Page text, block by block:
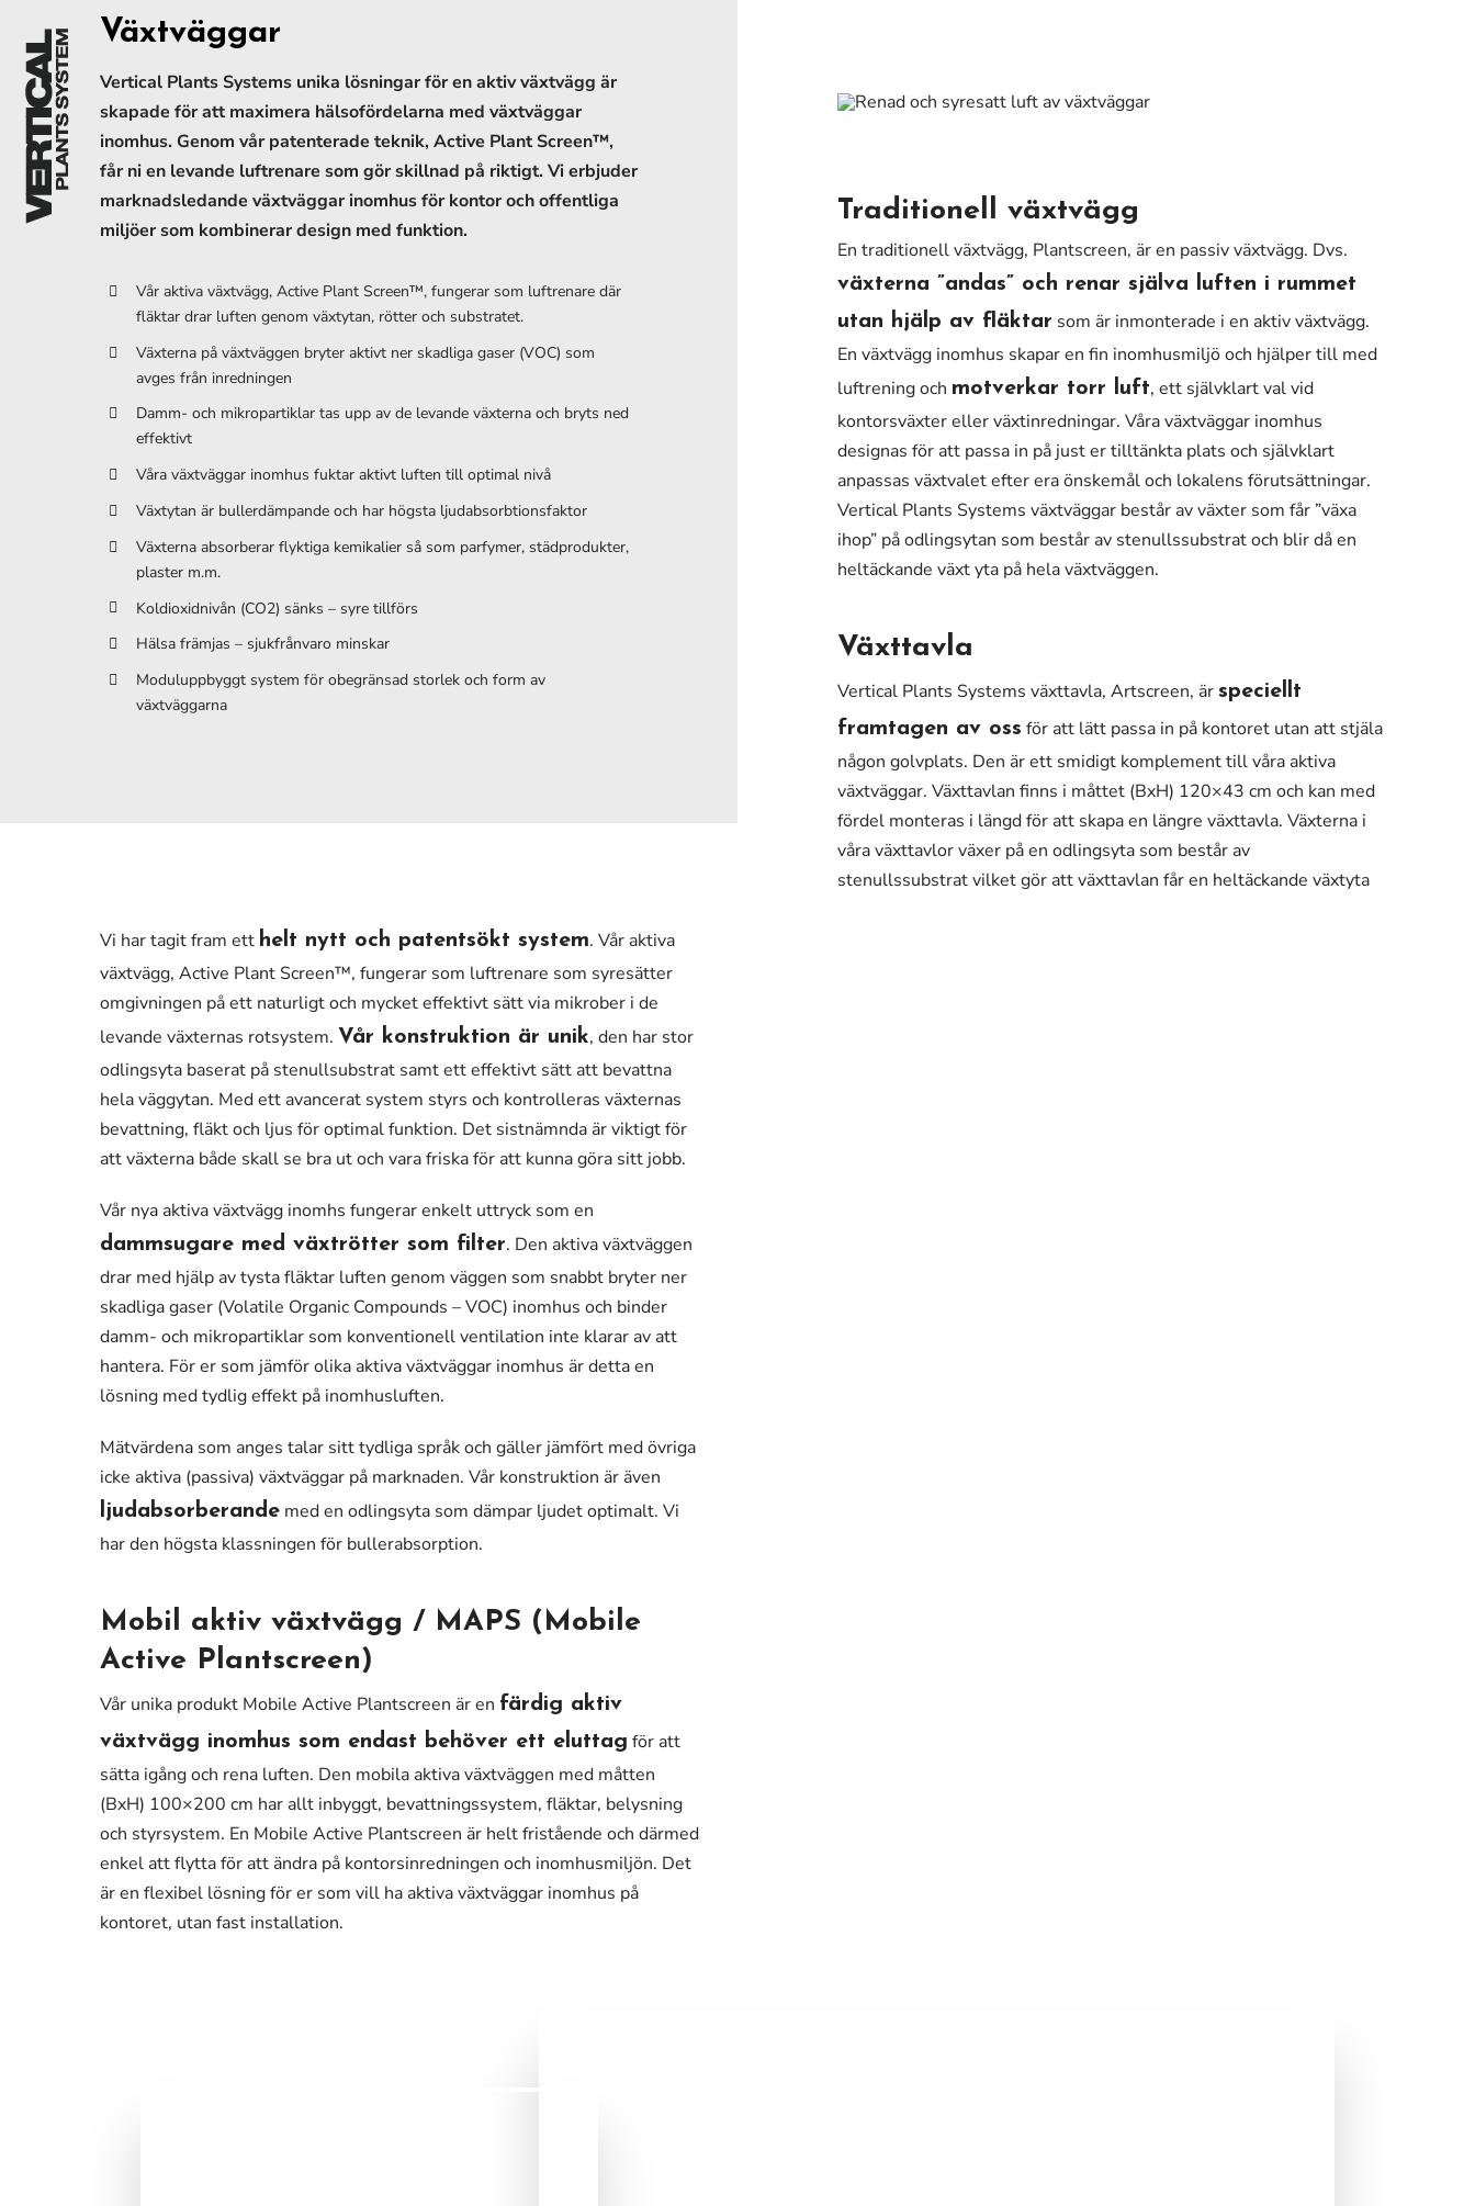
innehållet
Växtväggar
Vertical Plants Systems unika lösningar för en aktiv växtvägg är
skapade för att maximera hälsofördelarna med växtväggar
inomhus. Genom vår patenterade teknik, Active Plant Screen™,
får ni en levande luftrenare som gör skillnad på riktigt. Vi erbjuder
marknadsledande växtväggar inomhus för kontor och offentliga
miljöer som kombinerar design med funktion.
Vår aktiva växtvägg, Active Plant Screen™, fungerar som luftrenare där
fläktar drar luften genom växtytan, rötter och substratet.
Växterna på växtväggen bryter aktivt ner skadliga gaser (VOC) som
avges från inredningen
Damm- och mikropartiklar tas upp av de levande växterna och bryts ned
effektivt
Våra växtväggar inomhus fuktar aktivt luften till optimal nivå
Växtytan är bullerdämpande och har högsta ljudabsorbtionsfaktor
Växterna absorberar flyktiga kemikalier så som parfymer, städprodukter,
plaster m.m.
Koldioxidnivån (CO2) sänks – syre tillförs
Hälsa främjas – sjukfrånvaro minskar
Moduluppbyggt system för obegränsad storlek och form av
växtväggarna
Vi har tagit fram ett helt nytt och patentsökt system. Vår aktiva
växtvägg, Active Plant Screen™, fungerar som luftrenare som syresätter
omgivningen på ett naturligt och mycket effektivt sätt via mikrober i de
levande växternas rotsystem. Vår konstruktion är unik, den har stor
odlingsyta baserat på stenullsubstrat samt ett effektivt sätt att bevattna
hela väggytan. Med ett avancerat system styrs och kontrolleras växternas
bevattning, fläkt och ljus för optimal funktion. Det sistnämnda är viktigt för
att växterna både skall se bra ut och vara friska för att kunna göra sitt jobb.
Vår nya aktiva växtvägg inomhs fungerar enkelt uttryck som en
dammsugare med växtrötter som filter. Den aktiva växtväggen
drar med hjälp av tysta fläktar luften genom väggen som snabbt bryter ner
skadliga gaser (Volatile Organic Compounds – VOC) inomhus och binder
damm- och mikropartiklar som konventionell ventilation inte klarar av att
hantera. För er som jämför olika aktiva växtväggar inomhus är detta en
lösning med tydlig effekt på inomhusluften.
Mätvärdena som anges talar sitt tydliga språk och gäller jämfört med övriga
icke aktiva (passiva) växtväggar på marknaden. Vår konstruktion är även
ljudabsorberandemed en odlingsyta som dämpar ljudet optimalt. Vi
har den högsta klassningen för bullerabsorption.
Mobil aktiv växtvägg / MAPS (Mobile
Active Plantscreen)
Vår unika produkt Mobile Active Plantscreen är en färdig aktiv
växtvägg inomhus som endast behöver ett eluttag för att
sätta igång och rena luften. Den mobila aktiva växtväggen med måtten
(BxH) 100×200 cm har allt inbyggt, bevattningssystem, fläktar, belysning
och styrsystem. En Mobile Active Plantscreen är helt fristående och därmed
enkel att flytta för att ändra på kontorsinredningen och inomhusmiljön. Det
är en flexibel lösning för er som vill ha aktiva växtväggar inomhus på
kontoret, utan fast installation.
Traditionell växtvägg
En traditionell växtvägg, Plantscreen, är en passiv växtvägg. Dvs.
växterna ”andas” och renar själva luften i rummet
utan hjälp av fläktar som är inmonterade i en aktiv växtvägg.
En växtvägg inomhus skapar en fin inomhusmiljö och hjälper till med
luftrening och motverkar torr luft, ett självklart val vid
kontorsväxter eller växtinredningar. Våra växtväggar inomhus
designas för att passa in på just er tilltänkta plats och självklart
anpassas växtvalet efter era önskemål och lokalens förutsättningar.
Vertical Plants Systems växtväggar består av växter som får ”växa
ihop” på odlingsytan som består av stenullssubstrat och blir då en
heltäckande växt yta på hela växtväggen.
Växttavla
Vertical Plants Systems växttavla, Artscreen, är speciellt
framtagen av oss för att lätt passa in på kontoret utan att stjäla
någon golvplats. Den är ett smidigt komplement till våra aktiva
växtväggar. Växttavlan finns i måttet (BxH) 120×43 cm och kan med
fördel monteras i längd för att skapa en längre växttavla. Växterna i
våra växttavlor växer på en odlingsyta som består av
stenullssubstrat vilket gör att växttavlan får en heltäckande växtyta